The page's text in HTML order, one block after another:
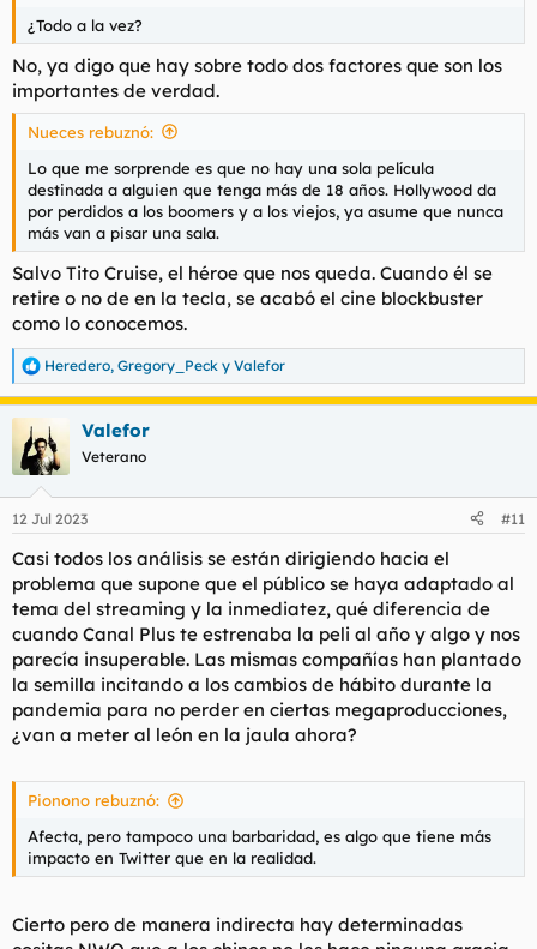
¿Todo a la vez?
No, ya digo que hay sobre todo dos factores que son los
importantes de verdad.
Nueces rebuznó:
Lo que me sorprende es que no hay una sola película
destinada a alguien que tenga más de 18 años. Hollywood da
por perdidos a los boomers y a los viejos, ya asume que nunca
más van a pisar una sala.
Salvo Tito Cruise, el héroe que nos queda. Cuando él se
retire o no de en la tecla, se acabó el cine blockbuster
como lo conocemos.
R
e
a
c
i
e
:
Heredero, Gregory_Peck y Valefor
Valefor
Veterano
12 Jul 2023 #11
Casi todos los análisis se están dirigiendo hacia el
problema que supone que el público se haya adaptado al
tema del streaming y la inmediatez, qué diferencia de
cuando Canal Plus te estrenaba la peli al año y algo y nos
parecía insuperable. Las mismas compañías han plantado
la semilla incitando a los cambios de hábito durante la
pandemia para no perder en ciertas megaproducciones,
¿van a meter al león en la jaula ahora?
Pionono rebuznó:
Afecta, pero tampoco una barbaridad, es algo que tiene más
impacto en Twitter que en la realidad.
Cierto pero de manera indirecta hay determinadas